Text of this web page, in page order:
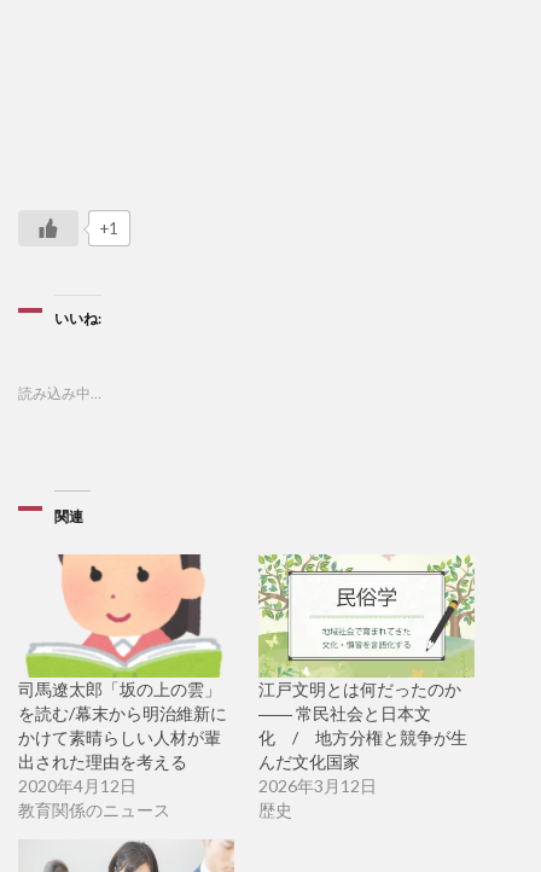
+1
いいね:
読み込み中…
関連
司馬遼太郎「坂の上の雲」
を読む/幕末から明治維新に
かけて素晴らしい人材が輩
出された理由を考える
2020年4月12日
教育関係のニュース
江戸文明とは何だったのか
―― 常民社会と日本文
化 / 地方分権と競争が生
んだ文化国家
2026年3月12日
歴史